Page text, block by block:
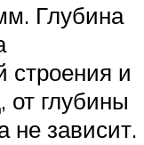
Глубина
строения и
от глубины
не зависит.